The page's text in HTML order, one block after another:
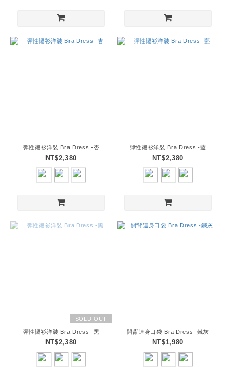
彈性襯衫洋裝 Bra Dress -杏
NT$2,380
彈性襯衫洋裝 Bra Dress -藍
NT$2,380
SOLD OUT
彈性襯衫洋裝 Bra Dress -黑
NT$2,380
開背連身口袋 Bra Dress -鐵灰
NT$1,980